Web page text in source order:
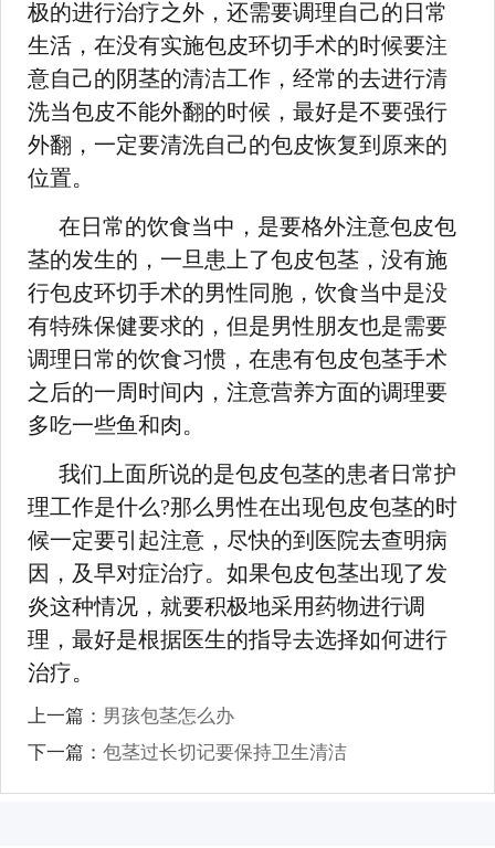
极的进行治疗之外，还需要调理自己的日常
生活，在没有实施包皮环切手术的时候要注
意自己的阴茎的清洁工作，经常的去进行清
洗当包皮不能外翻的时候，最好是不要强行
外翻，一定要清洗自己的包皮恢复到原来的
位置。
在日常的饮食当中，是要格外注意包皮包
茎的发生的，一旦患上了包皮包茎，没有施
行包皮环切手术的男性同胞，饮食当中是没
有特殊保健要求的，但是男性朋友也是需要
调理日常的饮食习惯，在患有包皮包茎手术
之后的一周时间内，注意营养方面的调理要
多吃一些鱼和肉。
我们上面所说的是包皮包茎的患者日常护
理工作是什么?那么男性在出现包皮包茎的时
候一定要引起注意，尽快的到医院去查明病
因，及早对症治疗。如果包皮包茎出现了发
炎这种情况，就要积极地采用药物进行调
理，最好是根据医生的指导去选择如何进行
治疗。
上一篇： 男孩包茎怎么办
下一篇：包茎过长切记要保持卫生清洁